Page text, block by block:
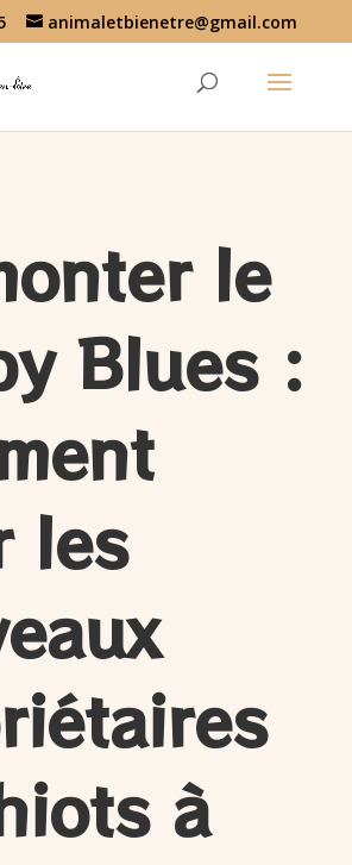
animaletbienetre@gmail.com
le
Blues :
les
à